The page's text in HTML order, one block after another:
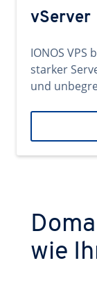
vServer
IONOS
starker
und
wie